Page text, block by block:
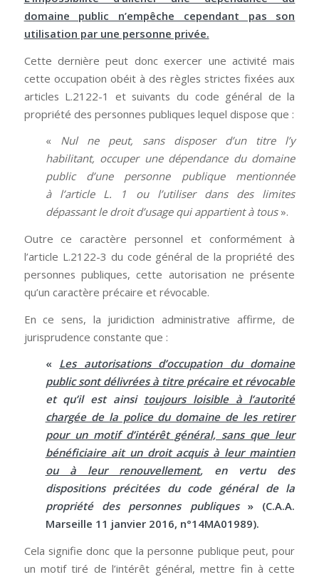
domaine public n’empêche cependant pas son
utilisation par une personne privée.
Cette dernière peut donc exercer une activité mais
cette occupation obéit à des règles strictes fixées aux
articles L.2122-1 et suivants du code général de la
propriété des personnes publiques lequel dispose que :
« Nul ne peut, sans disposer d’un titre l’y
habilitant, occuper une dépendance du domaine
public d’une personne publique mentionnée
à l’article L. 1
ou l’utiliser dans des limites
dépassant le droit d’usage qui appartient à tous».
Outre ce caractère personnel et conformément à
l’article L.2122-3 du code général de la propriété des
personnes publiques, cette autorisation ne présente
qu’un caractère précaire et révocable.
En ce sens, la juridiction administrative affirme, de
jurisprudence constante que :
« Les autorisations d’occupation du domaine
public sont délivrées à titre précaire et révocable
et qu’il est ainsi toujours loisible à l’autorité
chargée de la police du domaine de les retirer
pour un motif d’intérêt général, sans que leur
bénéficiaire ait un droit acquis à leur maintien
ou à leur renouvellement, en vertu des
dispositions précitées du code général de la
propriété des personnes publiques» (C.A.A.
Marseille 11 janvier 2016, n°14MA01989).
Cela signifie donc que la personne publique peut, pour
un motif tiré de l’intérêt général, mettre fin à cette